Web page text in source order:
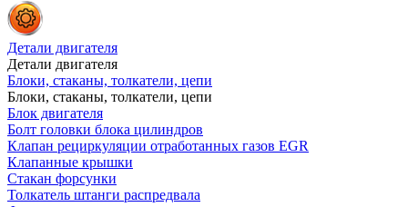
Детали двигателя
Детали двигателя
Блоки, стаканы, толкатели, цепи
Блоки, стаканы, толкатели, цепи
Блок двигателя
Болт головки блока цилиндров
Клапан рециркуляции отработанных газов EGR
Клапанные крышки
Стакан форсунки
Толкатель штанги распредвала